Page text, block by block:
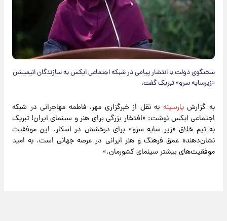
سخنگوی دولت با انتشار پیامی در شبکه اجتماعی ایکس به سازندگان انیمیشن
«زیرسایه سرو» تبریک گفت.
به گزارشپارسینه به نقل از خبرگزاری مهر، فاطمه مهاجرانی در شبکه
اجتماعی ایکس نوشت: «افتخار بزرگی برای هنر و سینمای ایران! تبریک
به تیم خلاق «زیر سایه سرو» برای درخشش در اسکار. این موفقیت
نشان‌دهنده عمق فرهنگ و هنر ایرانی در عرصه جهانی است. به امید
موفقیت‌های بیشتر سینمای کشورمان.»